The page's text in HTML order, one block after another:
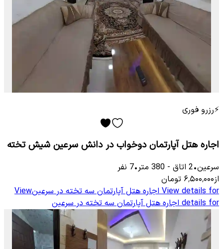
⚡رزرو فوری
اجاره هتل آپارتمان دوخواب در دانش سرعین شیش تخته
سرعین•
2 اتاق -
380 متر•
7 نفر
از۶٬۵۰۰٬۰۰۰ تومان
View details for اجاره هتل آپارتمان سه تخته در سرعینView
details for اجاره هتل آپارتمان سه تخته در سرعین